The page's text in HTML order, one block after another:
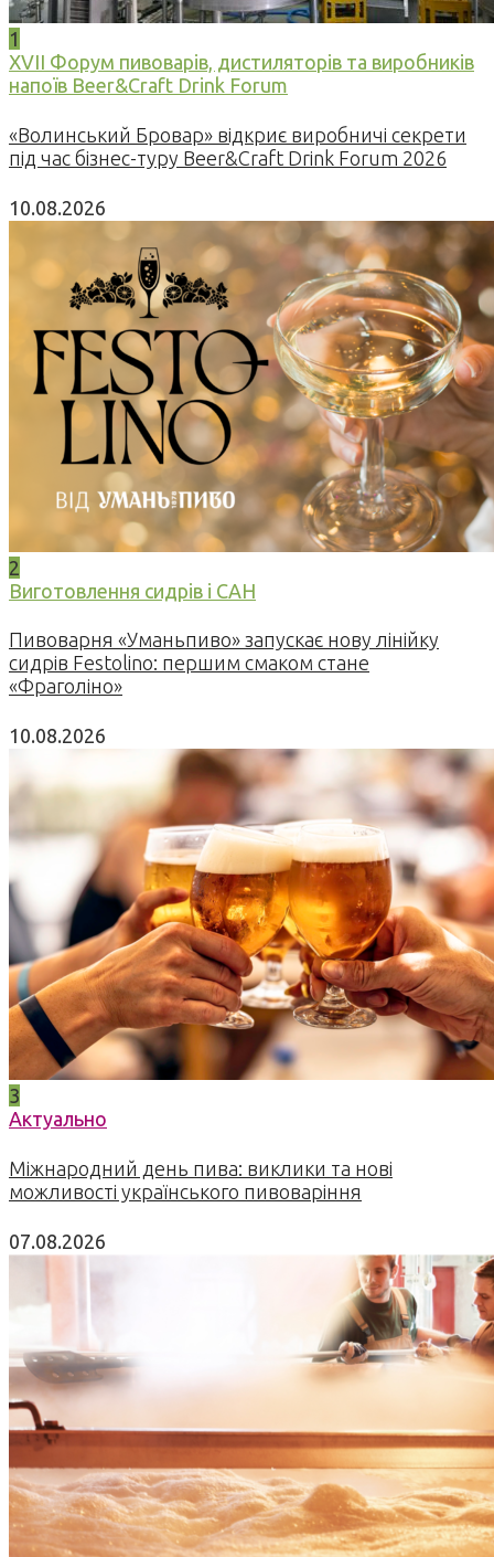
1
XVII Форум пивоварів, дистиляторів та виробників
напоїв Beer&Craft Drink Forum
«Волинський Бровар» відкриє виробничі секрети
під час бізнес-туру Beer&Craft Drink Forum 2026
10.08.2026
2
Виготовлення сидрів і САН
Пивоварня «Уманьпиво» запускає нову лінійку
сидрів Festolino: першим смаком стане
«Фраголіно»
10.08.2026
3
Актуально
Міжнародний день пива: виклики та нові
можливості українського пивоваріння
07.08.2026